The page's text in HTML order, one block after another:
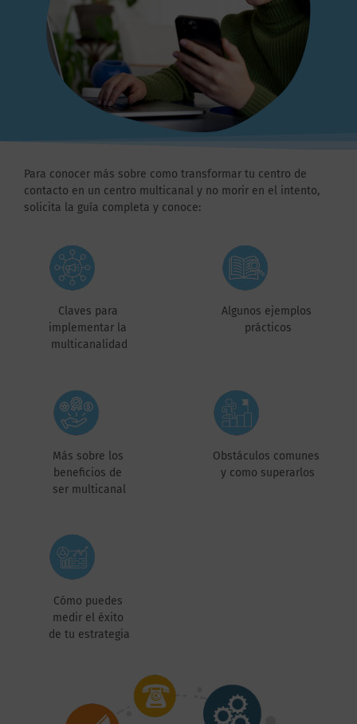
Para conocer más sobre como transformar tu centro de
contacto en un centro multicanal y no morir en el intento,
solicita la guía completa y conoce:
Claves para
implementar la
multicanalidad
Algunos ejemplos
prácticos
Más sobre los
beneficios de
ser multicanal
Obstáculos comunes
y como superarlos
Cómo puedes
medir el éxito
de tu estrategia